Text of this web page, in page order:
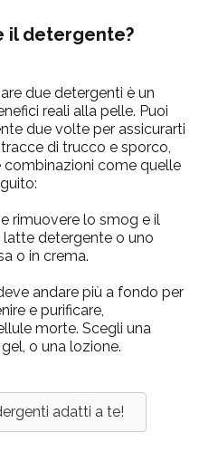
il detergente?
due detergenti è un
reali alla pelle. Puoi
due volte per assicurarti
di trucco e sporco,
combinazioni come quelle
rimuovere lo smog e il
latte detergente o uno
o in crema.
andare più a fondo per
e purificare,
morte. Scegli una
gel , o una lozione.
adatti a te!